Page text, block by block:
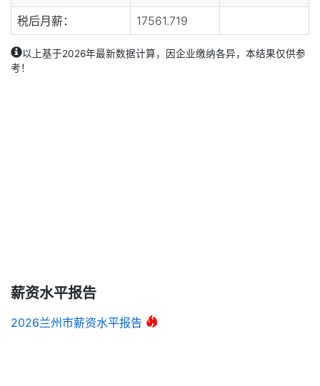
税后月薪：
17561.719
以上基于2026年最新数据计算，因企业缴纳各异，本结果仅供参
考！
薪资水平报告
2026兰州市薪资水平报告